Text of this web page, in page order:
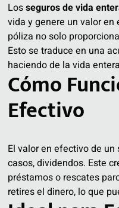
Losseguros de vida
vida y genere un valor
póliza no solo
Esto se traduce en una
haciendo de la vida
Cómo
Efectivo
El valor en efectivo de
casos, dividendos. Este
préstamos o rescates
retires el dinero, lo que